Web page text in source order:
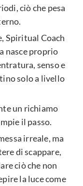
ciò che pesa
Spiritual Coach
nasce proprio
senso e
solo a livello
un richiamo
il passo.
irreale, ma
di scappare,
ciò che non
la luce come